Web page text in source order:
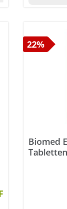
22%
Biomed